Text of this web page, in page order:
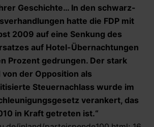
Geschichte… In den schwarz-
hatte die FDP mit
2009 auf eine Senkung des
auf Hotel-Übernachtungen
Prozent gedrungen. Der stark
der Opposition als
Steuernachlass wurde im
verankert, das
in Kraft getreten ist.“